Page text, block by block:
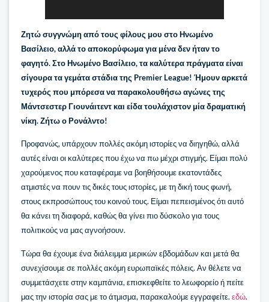
Ζητώ συγγνώμη από τους φίλους μου στο Ηνωμένο
Βασίλειο, αλλά το αποκορύφωμα για μένα δεν ήταν το
φαγητό. Στο Ηνωμένο Βασίλειο, τα καλύτερα πράγματα είναι
σίγουρα τα γεμάτα στάδια της Premier League! Ήμουν αρκετά
τυχερός που μπόρεσα να παρακολουθήσω αγώνες της
Μάντσεστερ Γιουνάιτεντ και είδα τουλάχιστον μία δραματική
νίκη. Ζήτω ο Ρονάλντο!
Προφανώς, υπάρχουν πολλές ακόμη ιστορίες να διηγηθώ, αλλά
αυτές είναι οι καλύτερες που έχω να πω μέχρι στιγμής. Είμαι πολύ
χαρούμενος που καταφέραμε να βοηθήσουμε εκατοντάδες
ατμιστές να πουν τις δικές τους ιστορίες, με τη δική τους φωνή,
στους εκπροσώπους του κοινού τους. Είμαι πεπεισμένος ότι αυτό
θα κάνει τη διαφορά, καθώς θα γίνει πιο δύσκολο για τους
πολιτικούς να μας αγνοήσουν.
Τώρα θα έχουμε ένα διάλειμμα μερικών εβδομάδων και μετά θα
συνεχίσουμε σε πολλές ακόμη ευρωπαϊκές πόλεις. Αν θέλετε να
συμμετάσχετε στην καμπάνια, επισκεφθείτε το λεωφορείο ή πείτε
μας την ιστορία σας με το άτμισμα, παρακαλούμε εγγραφείτε. εδώ.